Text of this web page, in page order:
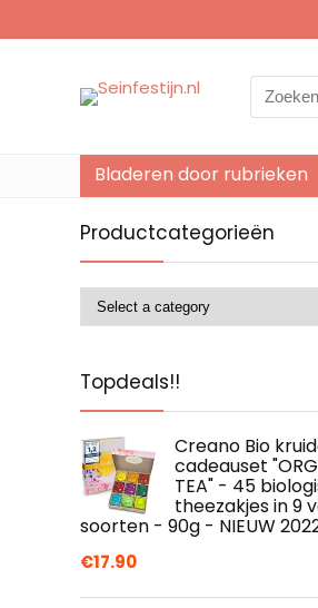
Search
for:
Bladeren door rubrieken
Productcategorieën
Topdeals!!
Creano Bio
cadeauset
TEA" - 45
theezakjes in 9
soorten - 90g - NIEUW
€17.90